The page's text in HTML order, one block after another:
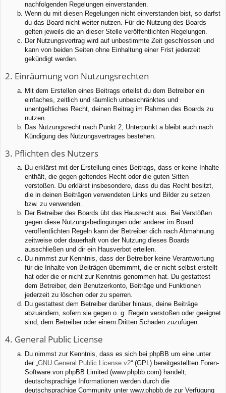
nachfolgenden Regelungen einverstanden.
Wenn du mit diesen Regelungen nicht einverstanden bist, so darfst
du das Board nicht weiter nutzen. Für die Nutzung des Boards
gelten jeweils die an dieser Stelle veröffentlichten Regelungen.
Der Nutzungsvertrag wird auf unbestimmte Zeit geschlossen und
kann von beiden Seiten ohne Einhaltung einer Frist jederzeit
gekündigt werden.
2. Einräumung von Nutzungsrechten
Mit dem Erstellen eines Beitrags erteilst du dem Betreiber ein
einfaches, zeitlich und räumlich unbeschränktes und
unentgeltliches Recht, deinen Beitrag im Rahmen des Boards zu
nutzen.
Das Nutzungsrecht nach Punkt 2, Unterpunkt a bleibt auch nach
Kündigung des Nutzungsvertrages bestehen.
3. Pflichten des Nutzers
Du erklärst mit der Erstellung eines Beitrags, dass er keine Inhalte
enthält, die gegen geltendes Recht oder die guten Sitten
verstoßen. Du erklärst insbesondere, dass du das Recht besitzt,
die in deinen Beiträgen verwendeten Links und Bilder zu setzen
bzw. zu verwenden.
Der Betreiber des Boards übt das Hausrecht aus. Bei Verstößen
gegen diese Nutzungsbedingungen oder anderer im Board
veröffentlichten Regeln kann der Betreiber dich nach Abmahnung
zeitweise oder dauerhaft von der Nutzung dieses Boards
ausschließen und dir ein Hausverbot erteilen.
Du nimmst zur Kenntnis, dass der Betreiber keine Verantwortung
für die Inhalte von Beiträgen übernimmt, die er nicht selbst erstellt
hat oder die er nicht zur Kenntnis genommen hat. Du gestattest
dem Betreiber, dein Benutzerkonto, Beiträge und Funktionen
jederzeit zu löschen oder zu sperren.
Du gestattest dem Betreiber darüber hinaus, deine Beiträge
abzuändern, sofern sie gegen o. g. Regeln verstoßen oder geeignet
sind, dem Betreiber oder einem Dritten Schaden zuzufügen.
4. General Public License
Du nimmst zur Kenntnis, dass es sich bei phpBB um eine unter
der „ GNU General Public License v2“ (GPL) bereitgestellten Foren-
Software von phpBB Limited (www.phpbb.com) handelt;
deutschsprachige Informationen werden durch die
deutschsprachige Community unter www.phpbb.de zur Verfügung